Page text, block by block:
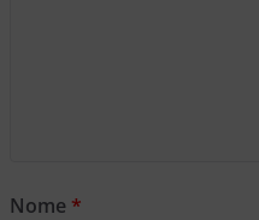
Nome *